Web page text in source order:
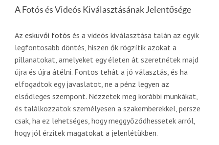
A Fotós és Videós Kiválasztásának Jelentősége
Az esküvői fotós és a videós kiválasztása talán az egyik
legfontosabb döntés, hiszen ők rögzítik azokat a
pillanatokat, amelyeket egy életen át szeretnétek majd
újra és újra átélni. Fontos tehát a jó választás, és ha
elfogadtok egy javaslatot, ne a pénz legyen az
elsődleges szempont. Nézzetek meg korábbi munkákat,
és találkozzatok személyesen a szakemberekkel, persze
csak, ha ez lehetséges, hogy meggyőződhessetek arról,
hogy jól érzitek magatokat a jelenlétükben.